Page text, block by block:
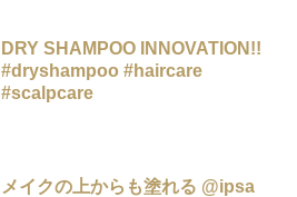
ワケア)寝起きの浮腫みが少なくなって目
も開き、フ...
DRY SHAMPOO INNOVATION!!
#dryshampoo #haircare
#scalpcare
メイクの上からも塗れる @ipsa